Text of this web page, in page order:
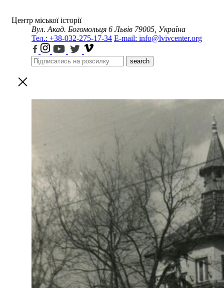
Центр міської історії
Вул. Акад. Богомольця 6 Львів 79005, Україна
Тел.: +38-032-275-17-34 E-mail: info@lvivcenter.org
search